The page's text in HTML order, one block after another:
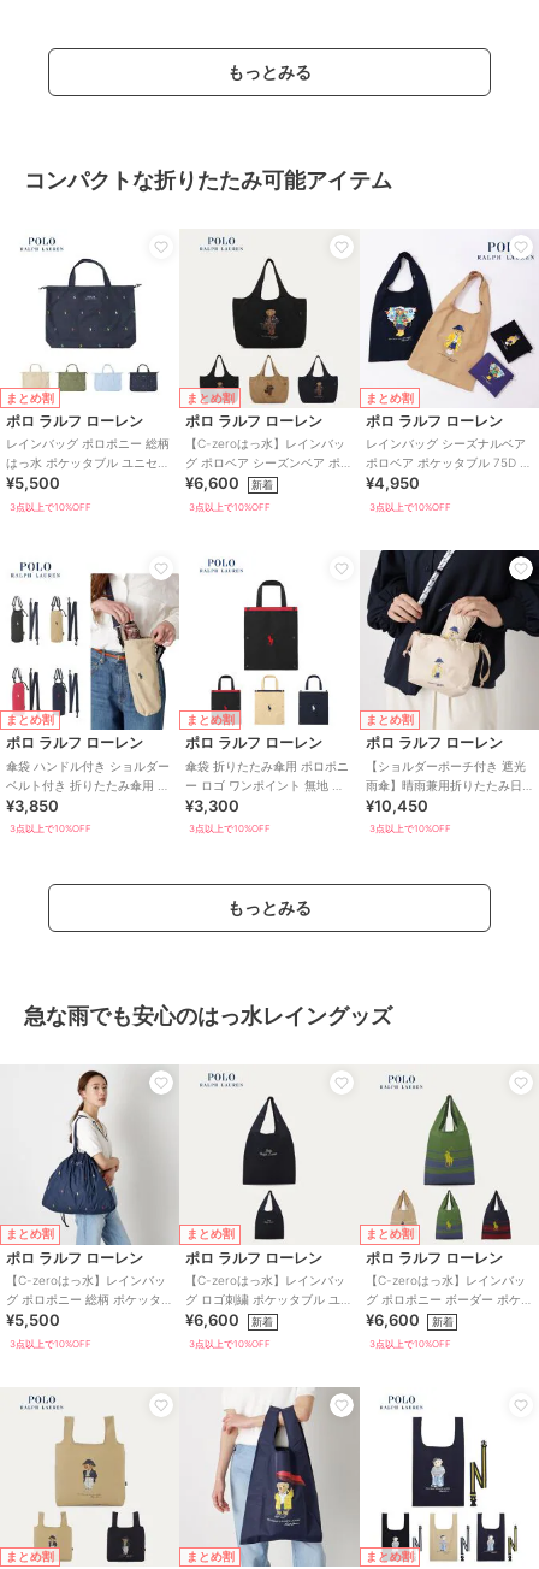
もっとみる
コンパクトな折りたたみ可能アイテム
まとめ割
ポロ ラルフ ローレン
レインバッグ ポロポニー 総柄
はっ水 ポケッタブル ユニセッ
クス
¥5,500
3点以上で10%OFF
まとめ割
ポロ ラルフ ローレン
【C-zeroはっ水】レインバッ
グ ポロベア シーズンベア ポケ
ッタブル ユニセックス 75D
¥6,600 新着
3点以上で10%OFF
まとめ割
ポロ ラルフ ローレン
レインバッグ シーズナルベア
ポロベア ポケッタブル 75D ユ
ニセックス
¥4,950
3点以上で10%OFF
まとめ割
ポロ ラルフ ローレン
傘袋 ハンドル付き ショルダー
ベルト付き 折りたたみ傘用 ポ
ロポニー ロゴ ワンポイント 無
地
¥3,850
3点以上で10%OFF
まとめ割
ポロ ラルフ ローレン
傘袋 折りたたみ傘用 ポロポニ
ー ロゴ ワンポイント 無地 パ
イピング ユニセックス
¥3,300
3点以上で10%OFF
まとめ割
ポロ ラルフ ローレン
【ショルダーポーチ付き 遮光
雨傘】晴雨兼用折りたたみ日
傘 楽折5段ミニ ポロベア 遮光
遮熱 UV
¥10,450
3点以上で10%OFF
もっとみる
急な雨でも安心のはっ水レイングッズ
まとめ割
ポロ ラルフ ローレン
【C-zeroはっ水】レインバッ
グ ポロポニー 総柄 ポケッタブ
ル ユニセックス 50D
¥5,500
3点以上で10%OFF
まとめ割
ポロ ラルフ ローレン
【C-zeroはっ水】レインバッ
グ ロゴ刺繍 ポケッタブル ユニ
セックス 75D
¥6,600 新着
3点以上で10%OFF
まとめ割
ポロ ラルフ ローレン
【C-zeroはっ水】レインバッ
グ ポロポニー ボーダー ポケッ
タブル ユニセックス 70D
¥6,600 新着
3点以上で10%OFF
まとめ割 まとめ割 まとめ割